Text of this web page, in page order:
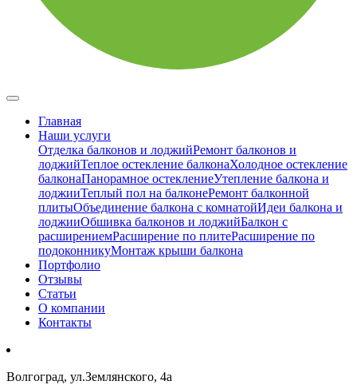
Главная
Наши услуги
Отделка балконов и лоджийРемонт балконов и
лоджийТеплое остекление балконаХолодное остекление
балконаПанорамное остеклениеУтепление балкона и
лоджииТеплый пол на балконеРемонт балконной
плитыОбъединение балкона с комнатойИдеи балкона и
лоджииОбшивка балконов и лоджийБалкон с
расширениемРасширение по плитеРасширение по
подоконникуМонтаж крыши балкона
Портфолио
Отзывы
Cтатьи
О компании
Контакты
Волгоград, ул.Землянского, 4а